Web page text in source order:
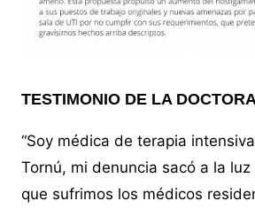
TESTIMONIO DE LA DOCTORA
“Soy médica de terapia
Tornú, mi denuncia sacó a la
que sufrimos los médicos